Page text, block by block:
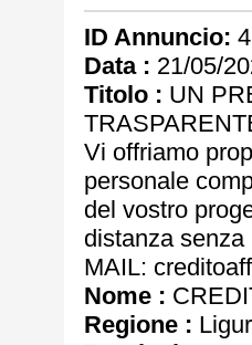
ID Annuncio:
Data : 21/05/
Titolo : UN
Vi offriamo
personale
del vostro
distanza senza
MAIL:
Nome :
Regione :